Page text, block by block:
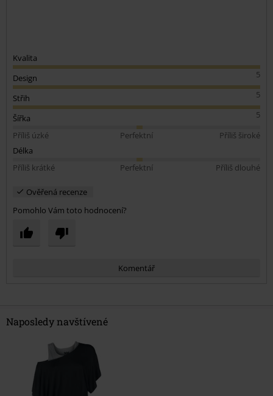
Kvalita
5
Design
5
Střih
5
Šířka
Příliš úzké
Perfektní
Příliš široké
Délka
Příliš krátké
Perfektní Příliš dlouhé
Ověřená recenze
Pomohlo Vám toto hodnocení?
Komentář
Odeslat komentář
Naposledy navštívené